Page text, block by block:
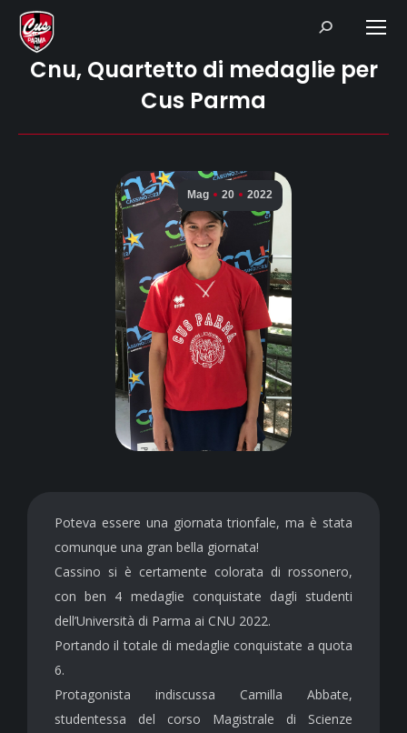
Search:
Cnu, Quartetto di medaglie per
Cus Parma
Mag 20 2022
Poteva essere una giornata trionfale, ma è stata
comunque una gran bella giornata!
Cassino si è certamente colorata di rossonero,
con ben 4 medaglie conquistate dagli studenti
dell’Università di Parma ai CNU 2022.
Portando il totale di medaglie conquistate a quota
6.
Protagonista indiscussa Camilla Abbate,
studentessa del corso Magistrale di Scienze